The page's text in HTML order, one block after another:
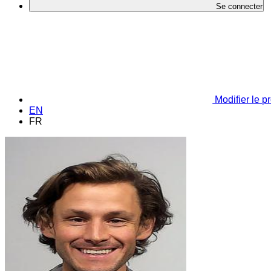
Se connecter
Modifier le
EN
FR